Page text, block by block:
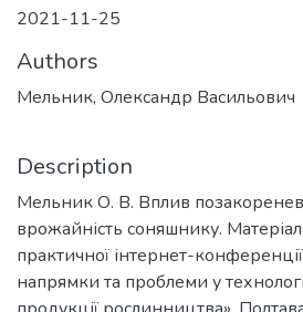
2021-11-25
Authors
Мельник, Олександр Васильович
Description
Мельник О. В. Вплив
врожайність соняшнику.
практичної інтернет-
напрямки та проблеми у